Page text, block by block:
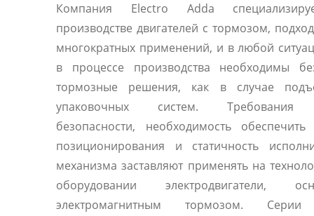
Компания Electro Adda
производстве двигателей с тормозом,
многократных применений, и в любой
в процессе производства необходимы
тормозные решения, как в случае
упаковочных систем. Требования
безопасности, необходимость обеспечить
позиционирования и статичность
механизма заставляют применять на
оборудовании электродвигатели,
электромагнитным тормозом.